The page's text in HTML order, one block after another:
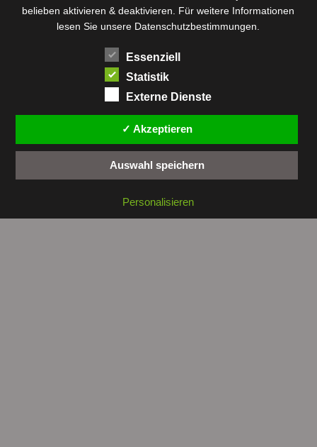
Sfax Sidi Bou Said Souk El Arba Sousse
Stadt Tabarka Telekommunikation
Zaghouan
belieben aktivieren & deaktivieren. Für weitere Informationen
lesen Sie unsere Datenschutzbestimmungen.
Essenziell
Statistik
Externe Dienste
✓ Akzeptieren
Auswahl speichern
Personalisieren